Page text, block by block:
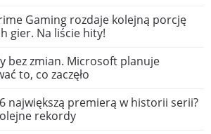
Gaming rozdaje kolejną porcję
gier. Na liście hity!
bez zmian. Microsoft planuje
to, co zaczęło
największą premierą w historii serii?
rekordy